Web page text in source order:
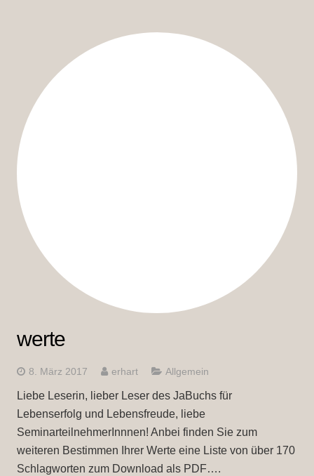
werte
8. März 2017 erhart Allgemein
Liebe Leserin, lieber Leser des JaBuchs für
Lebenserfolg und Lebensfreude, liebe
SeminarteilnehmerInnnen! Anbei finden Sie zum
weiteren Bestimmen Ihrer Werte eine Liste von über 170
Schlagworten zum Download als PDF….